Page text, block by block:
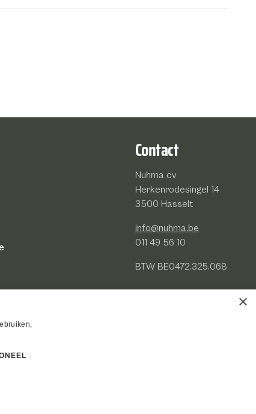
Contact
Nuhma cv
Herkenrodesingel 14
3500 Hasselt
info@nuhma.be
011 49 56 10
BTW BE0472.325.068
×